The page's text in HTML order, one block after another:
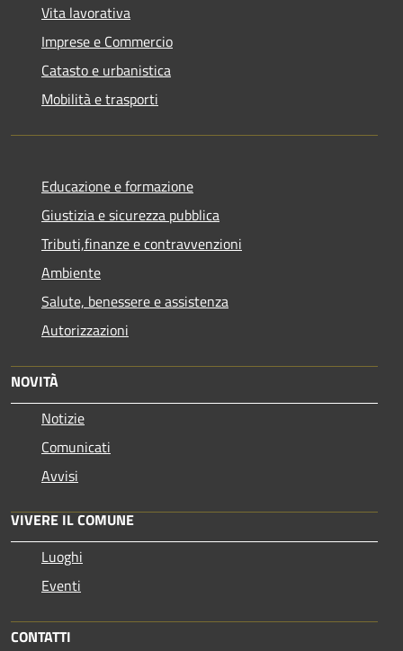
Vita lavorativa
Imprese e Commercio
Catasto e urbanistica
Mobilità e trasporti
Educazione e formazione
Giustizia e sicurezza pubblica
Tributi,finanze e contravvenzioni
Ambiente
Salute, benessere e assistenza
Autorizzazioni
NOVITÀ
Notizie
Comunicati
Avvisi
VIVERE IL COMUNE
Luoghi
Eventi
CONTATTI